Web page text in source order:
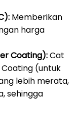
Memberikan
harga
Coating):Cat
(untuk
lebih merata,
sehingga